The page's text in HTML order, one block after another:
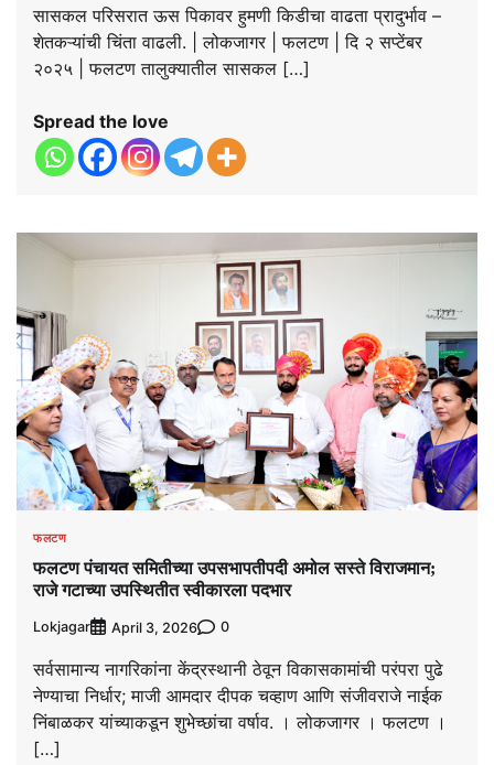
सासकल परिसरात ऊस पिकावर हुमणी किडीचा वाढता प्रादुर्भाव –
शेतकऱ्यांची चिंता वाढली. | लोकजागर | फलटण | दि २ सप्टेंबर
२०२५ | फलटण तालुक्यातील सासकल […]
Spread the love
फलटण
फलटण पंचायत समितीच्या उपसभापतीपदी अमोल सस्ते विराजमान;
राजे गटाच्या उपस्थितीत स्वीकारला पदभार
Lokjagar April 3, 2026 0
सर्वसामान्य नागरिकांना केंद्रस्थानी ठेवून विकासकामांची परंपरा पुढे
नेण्याचा निर्धार; माजी आमदार दीपक चव्हाण आणि संजीवराजे नाईक
निंबाळकर यांच्याकडून शुभेच्छांचा वर्षाव. । लोकजागर । फलटण ।
[…]